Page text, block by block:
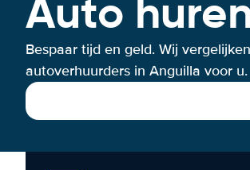
Auto
Bespaar tijd en geld. Wij
autoverhuurders in Anguilla voor u.